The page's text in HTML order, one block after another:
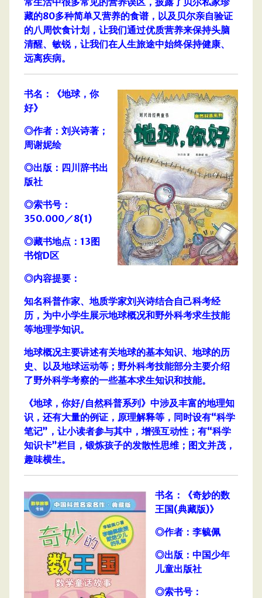
藏的80多种简单又营养的食谱，以及贝尔亲自验证
的八周饮食计划，让我们通过优质营养来保持头脑
清醒、敏锐，让我们在人生旅途中始终保持健康、
远离疾病。
书名：《地球，你
好》
◎作者：刘兴诗著；
周谢妮绘
◎出版：四川辞书出
版社
◎索书号：
350.000／8(1)
◎藏书地点：13图
书馆D区
◎内容提要：
知名科普作家、地质学家刘兴诗结合自己科考经
历，为中小学生展示地球概况和野外科考求生技能
等地理学知识。
地球概况主要讲述有关地球的基本知识、地球的历
史、以及地球运动等；野外科考技能部分主要介绍
了野外科学考察的一些基本求生知识和技能。
《地球，你好/自然科普系列》中涉及丰富的地理知
识，还有大量的例证，原理解释等，同时设有“科学
笔记”，让小读者参与其中，增强互动性；有“科学
知识卡”栏目，锻炼孩子的发散性思维；图文并茂，
趣味横生。
书名：《奇妙的数
王国(典藏版)》
◎作者：李毓佩
◎出版：中国少年
儿童出版社
◎索书号：